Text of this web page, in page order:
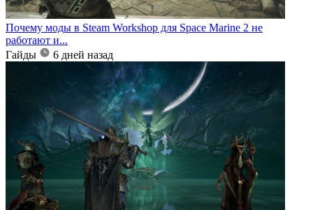
Почему моды в Steam Workshop для Space Marine 2 не
работают и...
Гайды
6 дней назад